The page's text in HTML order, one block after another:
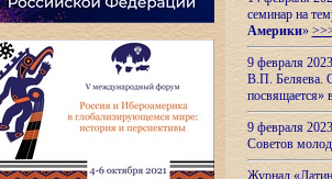
семинар на
Америки»
9 февраля
В.П. Беляева.
посвящается»
9 февраля
Советов
Журнал